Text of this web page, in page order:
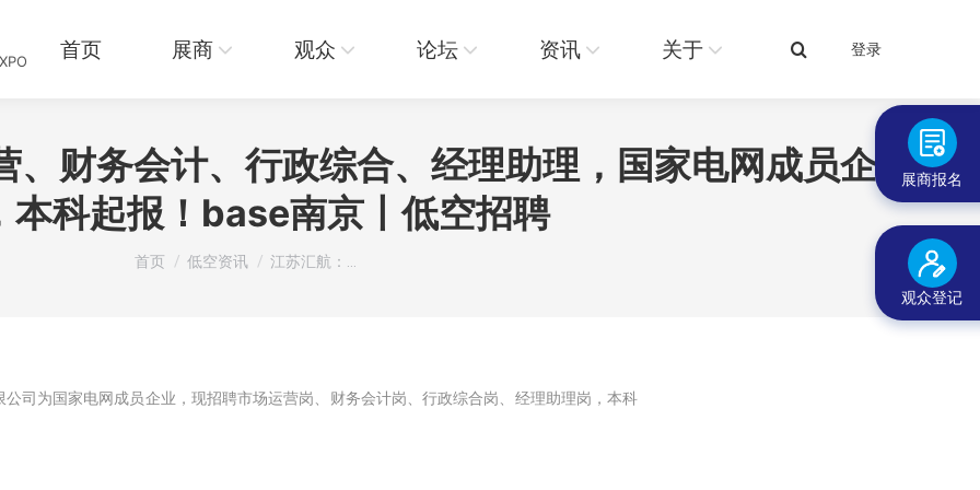
首页 展商 观众 论坛 资讯 关于
搜
登录
、财务会计、行政综合、经理助理，国家电网成员企
本科起报！base南京丨低空招聘
您在这里：
首页 低空资讯 江苏汇航：…
公司为国家电网成员企业，现招聘市场运营岗、财务会计岗、行政综合岗、经理助理岗 ，本科
展商报名
观众登记
展商 观众 论坛 资讯 关于
搜